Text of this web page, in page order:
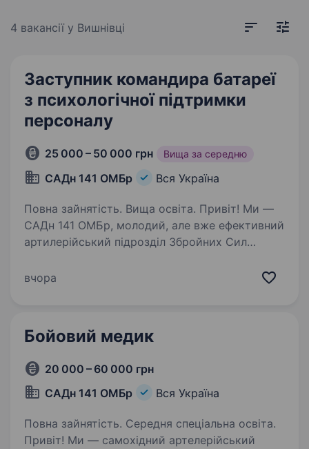
4 вакансії у Вишнівці
Заступник командира батареї
з психологічної підтримки
персоналу
25 000 – 50 000 грн Вища за середню
САДн 141 ОМБр Вся Україна
Повна зайнятість. Вища освіта. Привіт! Ми —
САДн 141 ОМБр, молодий, але вже ефективний
артилерійський підрозділ Збройних Сил
найсучаснішими методами, підтримуючи один
вчора
Бойовий медик
20 000 – 60 000 грн
САДн 141 ОМБр
Вся Україна
Повна зайнятість. Середня спеціальна освіта.
Привіт! Ми — самохідний артелерійський